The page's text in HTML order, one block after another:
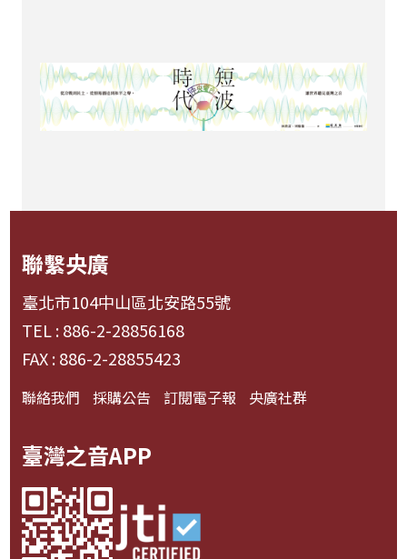
聯繫央廣
臺北市104中山區北安路55號
TEL : 886-2-28856168
FAX : 886-2-28855423
聯絡我們 採購公告 訂閱電子報 央廣社群
臺灣之音APP